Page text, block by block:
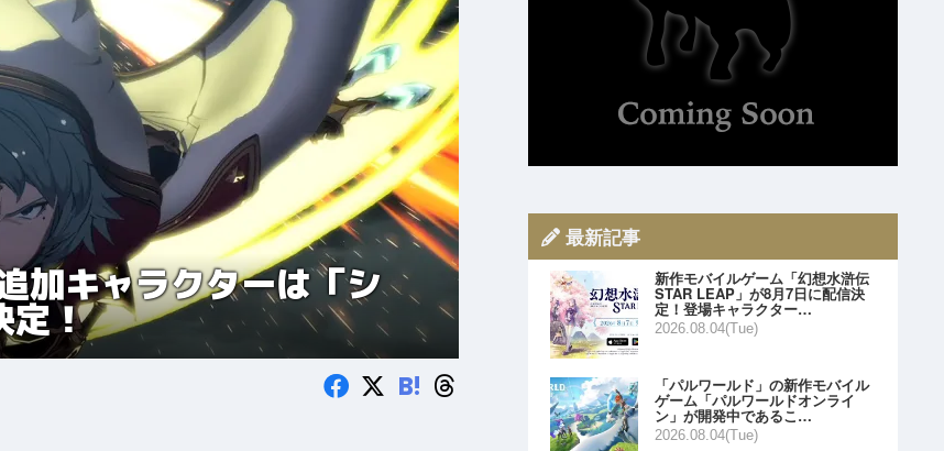
加キャラクターは「シ
定！
B!
最新記事
新作モバイルゲーム「幻想水滸伝
STAR LEAP」が8月7日に配信決
定！登場キャラクター…
2026.08.04(Tue)
「パルワールド」の新作モバイル
ゲーム「パルワールドオンライ
ン」が開発中であるこ…
2026.08.04(Tue)